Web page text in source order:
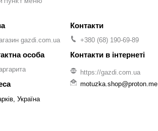
gazdi.com.ua
Україна
+380 (68) 190-69-89
https://gazdi.com.ua
motuzka.shop@proton.me